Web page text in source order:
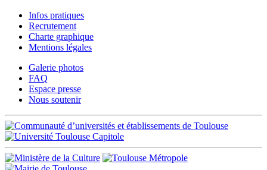
Infos pratiques
Recrutement
Charte graphique
Mentions légales
Galerie photos
FAQ
Espace presse
Nous soutenir